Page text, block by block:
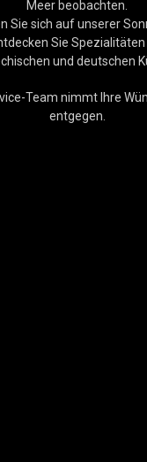
Meer beobachten.
Sie sich auf unserer
Sie Spezialitäten
und deutschen
Team nimmt Ihre
entgegen.